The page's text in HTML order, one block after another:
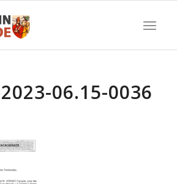
2023-06.15-0036